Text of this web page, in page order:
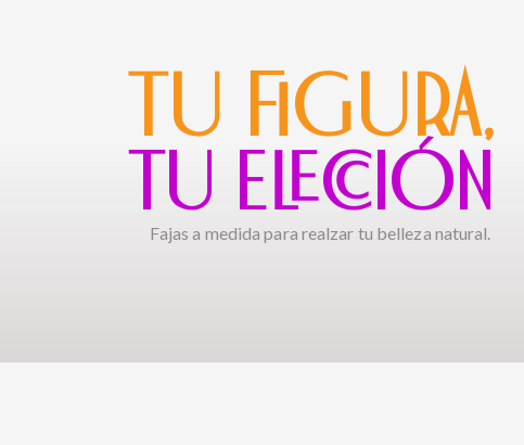
TU FIGURA,
TU ELECCIÓN
Fajas a medida para realzar tu belleza natural.